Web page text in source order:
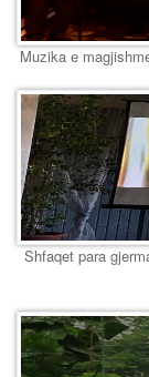
Muzika e
Shfaqet para